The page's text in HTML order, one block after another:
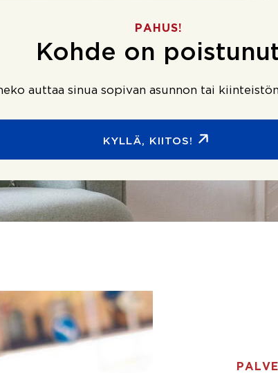
PAHUS!
Kohde on
auttaa sinua sopivan asunnon tai
KYLLÄ, KIITOS!